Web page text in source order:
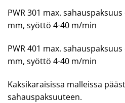
PWR 301 max.
mm, syöttö 4-40 m/min
PWR 401 max.
mm, syöttö 4-40 m/min
Kaksikaraisissa malleissa
sahauspaksuuteen.